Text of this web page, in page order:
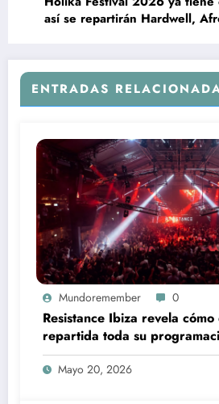
así se repartirán Hardwell,
ENTRADAS
Mundoremember 0
Resistance Ibiza revela
repartida toda su
Amnesia este verano 2026
Mayo 20, 2026